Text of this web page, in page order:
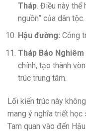
Tháp. Điều này thể
nguồn” của dân tộc.
Hậu đường: Công
Tháp Báo
chính, tạo thành
trúc trung tâm.
Lối kiến trúc này
mang ý nghĩa triết học
Tam quan vào đến